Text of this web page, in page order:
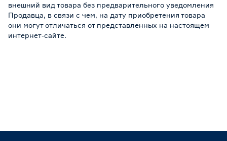
внешний вид товара без предварительного уведомления
Продавца, в связи с чем, на дату приобретения товара
они могут отличаться от представленных на настоящем
интернет-сайте.